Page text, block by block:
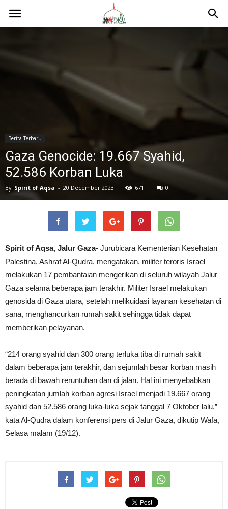
Berita Terbaru
Gaza Genocide: 19.667 Syahid,
52.586 Korban Luka
By Spirit of Aqsa - 20 December 2023 671 0
Spirit of Aqsa, Jalur Gaza- Jurubicara Kementerian Kesehatan
Palestina, Ashraf Al-Qudra, mengatakan, militer teroris Israel
melakukan 17 pembantaian mengerikan di seluruh wilayah Jalur
Gaza selama beberapa jam terakhir. Militer Israel melakukan
genosida di Gaza utara, setelah melikuidasi layanan kesehatan di
sana, menghancurkan rumah sakit sehingga tidak dapat
memberikan pelayanan.
“214 orang syahid dan 300 orang terluka tiba di rumah sakit
dalam beberapa jam terakhir, dan sejumlah besar korban masih
berada di bawah reruntuhan dan di jalan. Hal ini menyebabkan
peningkatan jumlah korban agresi Israel menjadi 19.667 orang
syahid dan 52.586 orang luka-luka sejak tanggal 7 Oktober lalu,”
kata Al-Qudra dalam konferensi pers di Jalur Gaza, dikutip Wafa,
Selasa malam (19/12).